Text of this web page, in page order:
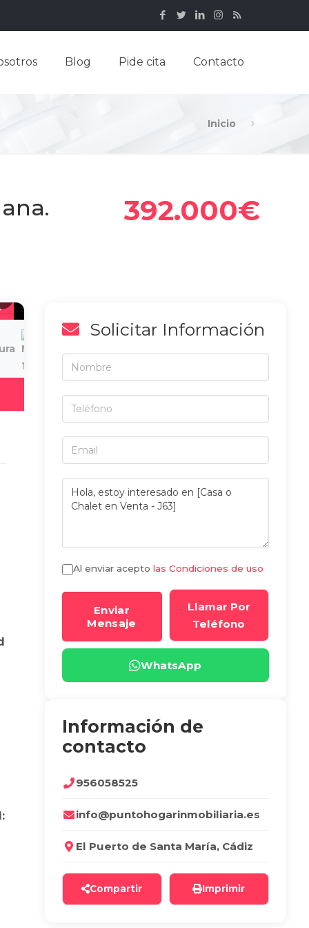
Blog Pide cita Contacto
Inicio
392.000€
Solicitar Información
Al enviar acepto las Condiciones de uso
Enviar
Mensaje
Llamar Por
Teléfono
WhatsApp
Información de
contacto
956058525
info@puntohogarinmobiliaria.es
El Puerto de Santa María, Cádiz
Compartir Imprimir